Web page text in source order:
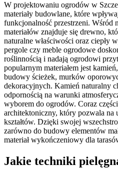
W projektowaniu ogrodów w
materiały budowlane, które
funkcjonalność przestrzeni. Wśród
materiałów znajduje się drewno,
naturalne właściwości oraz ciepły
pergole czy meble ogrodowe
roślinnością i nadają ogrodowi
popularnym materiałem jest
budowy ścieżek, murków
dekoracyjnych. Kamień naturalny
odpornością na warunki
wyborem do ogrodów. Coraz
architektoniczny, który pozwala na
kształtów. Dzięki swojej
zarówno do budowy elementów
materiał wykończeniowy dla
Jakie techniki